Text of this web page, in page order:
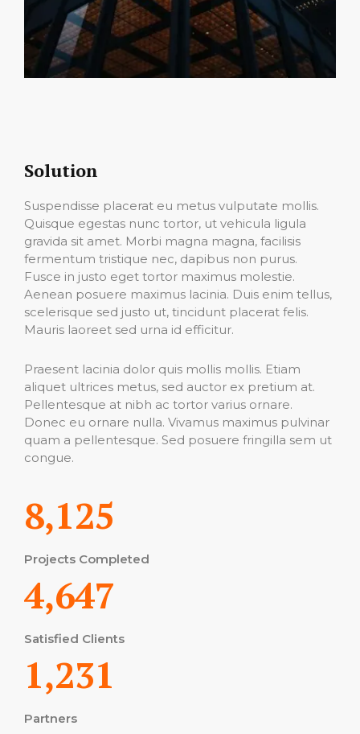
Solution
Suspendisse placerat eu metus vulputate mollis.
Quisque egestas nunc tortor, ut vehicula ligula
gravida sit amet. Morbi magna magna, facilisis
fermentum tristique nec, dapibus non purus.
Fusce in justo eget tortor maximus molestie.
Aenean posuere maximus lacinia. Duis enim tellus,
scelerisque sed justo ut, tincidunt placerat felis.
Mauris laoreet sed urna id efficitur.
Praesent lacinia dolor quis mollis mollis. Etiam
aliquet ultrices metus, sed auctor ex pretium at.
Pellentesque at nibh ac tortor varius ornare.
Donec eu ornare nulla. Vivamus maximus pulvinar
quam a pellentesque. Sed posuere fringilla sem ut
congue.
8,125
Projects Completed
4,647
Satisfied Clients
1,231
Partners